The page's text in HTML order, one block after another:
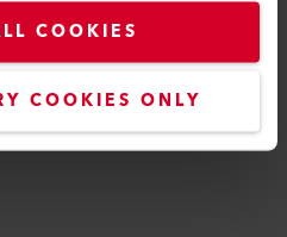
COOKIES
COOKIES ONLY